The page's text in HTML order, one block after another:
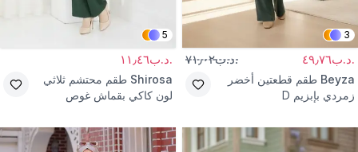
3
.د.ب٤٩٫٧٦ .د.ب٧١٫٠٢
Beyza طقم قطعتين أخضر
زمردي بإبزيم D
5
.د.ب١١٫٤٦
Shirosa طقم محتشم ثلاثي
لون كاكي بقماش غوص